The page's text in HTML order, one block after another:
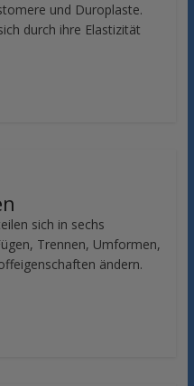
und Duroplaste.
durch ihre Elastizität
sich in sechs
Trennen, Umformen,
ändern.